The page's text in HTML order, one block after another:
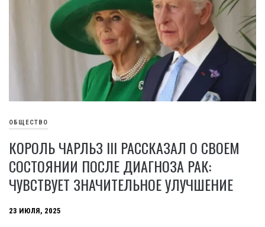
ОБЩЕСТВО
КОРОЛЬ ЧАРЛЬЗ III РАССКАЗАЛ О СВОЕМ
СОСТОЯНИИ ПОСЛЕ ДИАГНОЗА РАК:
ЧУВСТВУЕТ ЗНАЧИТЕЛЬНОЕ УЛУЧШЕНИЕ
23 ИЮЛЯ, 2025